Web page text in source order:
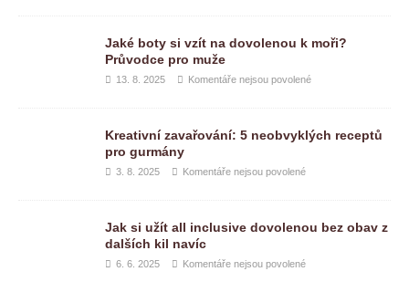
Jaké boty si vzít na dovolenou k moři?
Průvodce pro muže
13. 8. 2025 Komentáře nejsou povolené
Kreativní zavařování: 5 neobvyklých receptů
pro gurmány
3. 8. 2025 Komentáře nejsou povolené
Jak si užít all inclusive dovolenou bez obav z
dalších kil navíc
6. 6. 2025 Komentáře nejsou povolené